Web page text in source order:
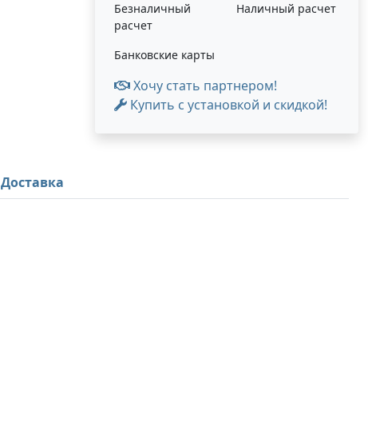
Безналичный
расчет
Наличный расчет
Банковские карты
Хочу стать партнером!
Купить с установкой и скидкой!
Доставка